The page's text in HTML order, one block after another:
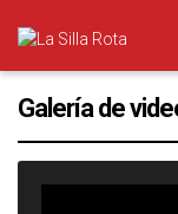
Galería de